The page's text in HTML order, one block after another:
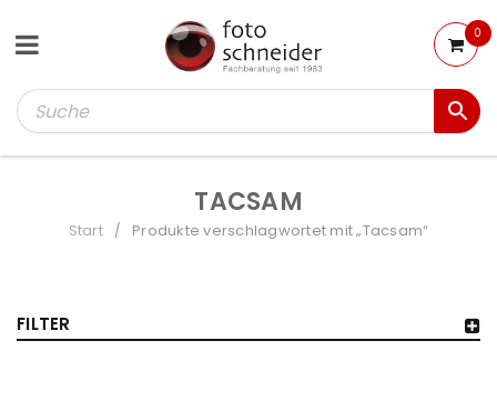
0
TACSAM
Start / Produkte verschlagwortet mit „Tacsam“
FILTER